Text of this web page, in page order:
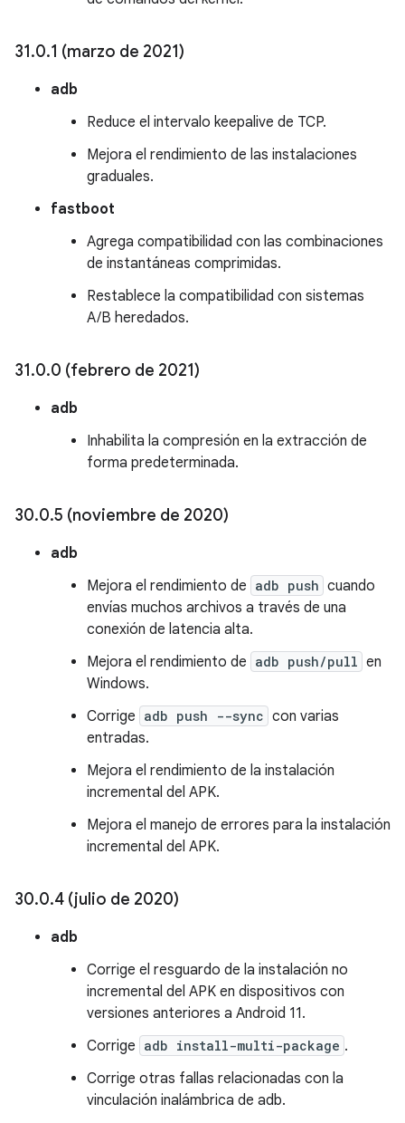
31.0.1 (marzo de 2021)
adb
Reduce el intervalo keepalive de TCP.
Mejora el rendimiento de las instalaciones
graduales.
fastboot
Agrega compatibilidad con las combinaciones
de instantáneas comprimidas.
Restablece la compatibilidad con sistemas
A/B heredados.
31.0.0 (febrero de 2021)
adb
Inhabilita la compresión en la extracción de
forma predeterminada.
30.0.5 (noviembre de 2020)
adb
Mejora el rendimiento de adb push cuando
envías muchos archivos a través de una
conexión de latencia alta.
Mejora el rendimiento de adb push/pull en
Windows.
Corrige adb push --sync con varias
entradas.
Mejora el rendimiento de la instalación
incremental del APK.
Mejora el manejo de errores para la instalación
incremental del APK.
30.0.4 (julio de 2020)
adb
Corrige el resguardo de la instalación no
incremental del APK en dispositivos con
versiones anteriores a Android 11.
Corrige adb install-multi-package .
Corrige otras fallas relacionadas con la
vinculación inalámbrica de adb.